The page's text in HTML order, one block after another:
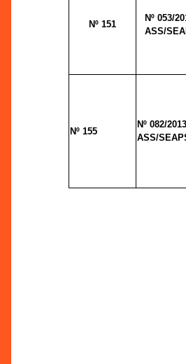
Nº 151
Nº 053/
ASS/
Nº 155
Nº 082/
ASS/